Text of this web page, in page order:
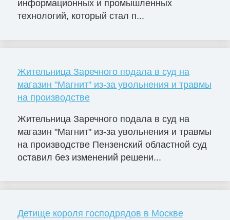
информационных и промышленных
технологий, который стал п...
Жительница Заречного подала в суд на
магазин "Магнит" из-за увольнения и травмы
на производстве
Жительница Заречного подала в суд на
магазин "Магнит" из-за увольнения и травмы
на производстве Пензенский областной суд
оставил без изменений решени...
Детище короля господрядов в Москве